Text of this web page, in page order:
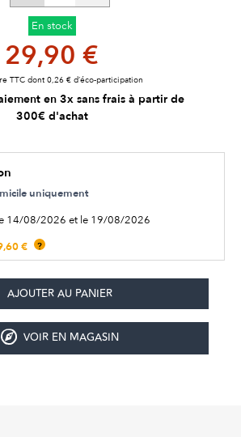
En stock
29,90 €
TTC dont 0,26 € d’éco-participation
en 3x sans frais à partir de
300€ d'achat
uniquement
14/08/2026 et le 19/08/2026
€ ?
VOIR EN MAGASIN